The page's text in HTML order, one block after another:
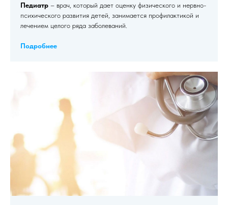
Педиатр – врач, который дает оценку физического и нервно-
психического развития детей, занимается профилактикой и
лечением целого ряда заболеваний.
Подробнее